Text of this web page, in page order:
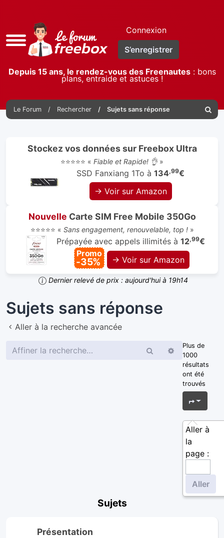
Accès
rapide
Connexion
S’enregistrer
Depuis 15 ans, le rendez-vous des Freenautes: bons
plans, entraide et astuces !
Le Forum Rechercher Sujets sans réponse
Stockez vos données sur Freebox Ultra
⭐⭐⭐⭐⭐ « Fiable et Rapide! 👌»
SSD Fanxiang 1To à 134,99€
→ Voir sur Amazon
Nouvelle Carte SIM Free Mobile 350Go
⭐⭐⭐⭐⭐ « Sans engagement, renouvelable, top !»
Prépayée avec appels illimités à 12,99€
Promo
-35% → Voir sur Amazon
Dernier relevé de prix : aujourd'hui à 19h14
Sujets sans réponse
Aller à la recherche avancée
Rechercher
Recherche
avancée
Plus de
1000
résultats
ont été
trouvés
Page
Aller à
la
page :
Sujets
Présentation